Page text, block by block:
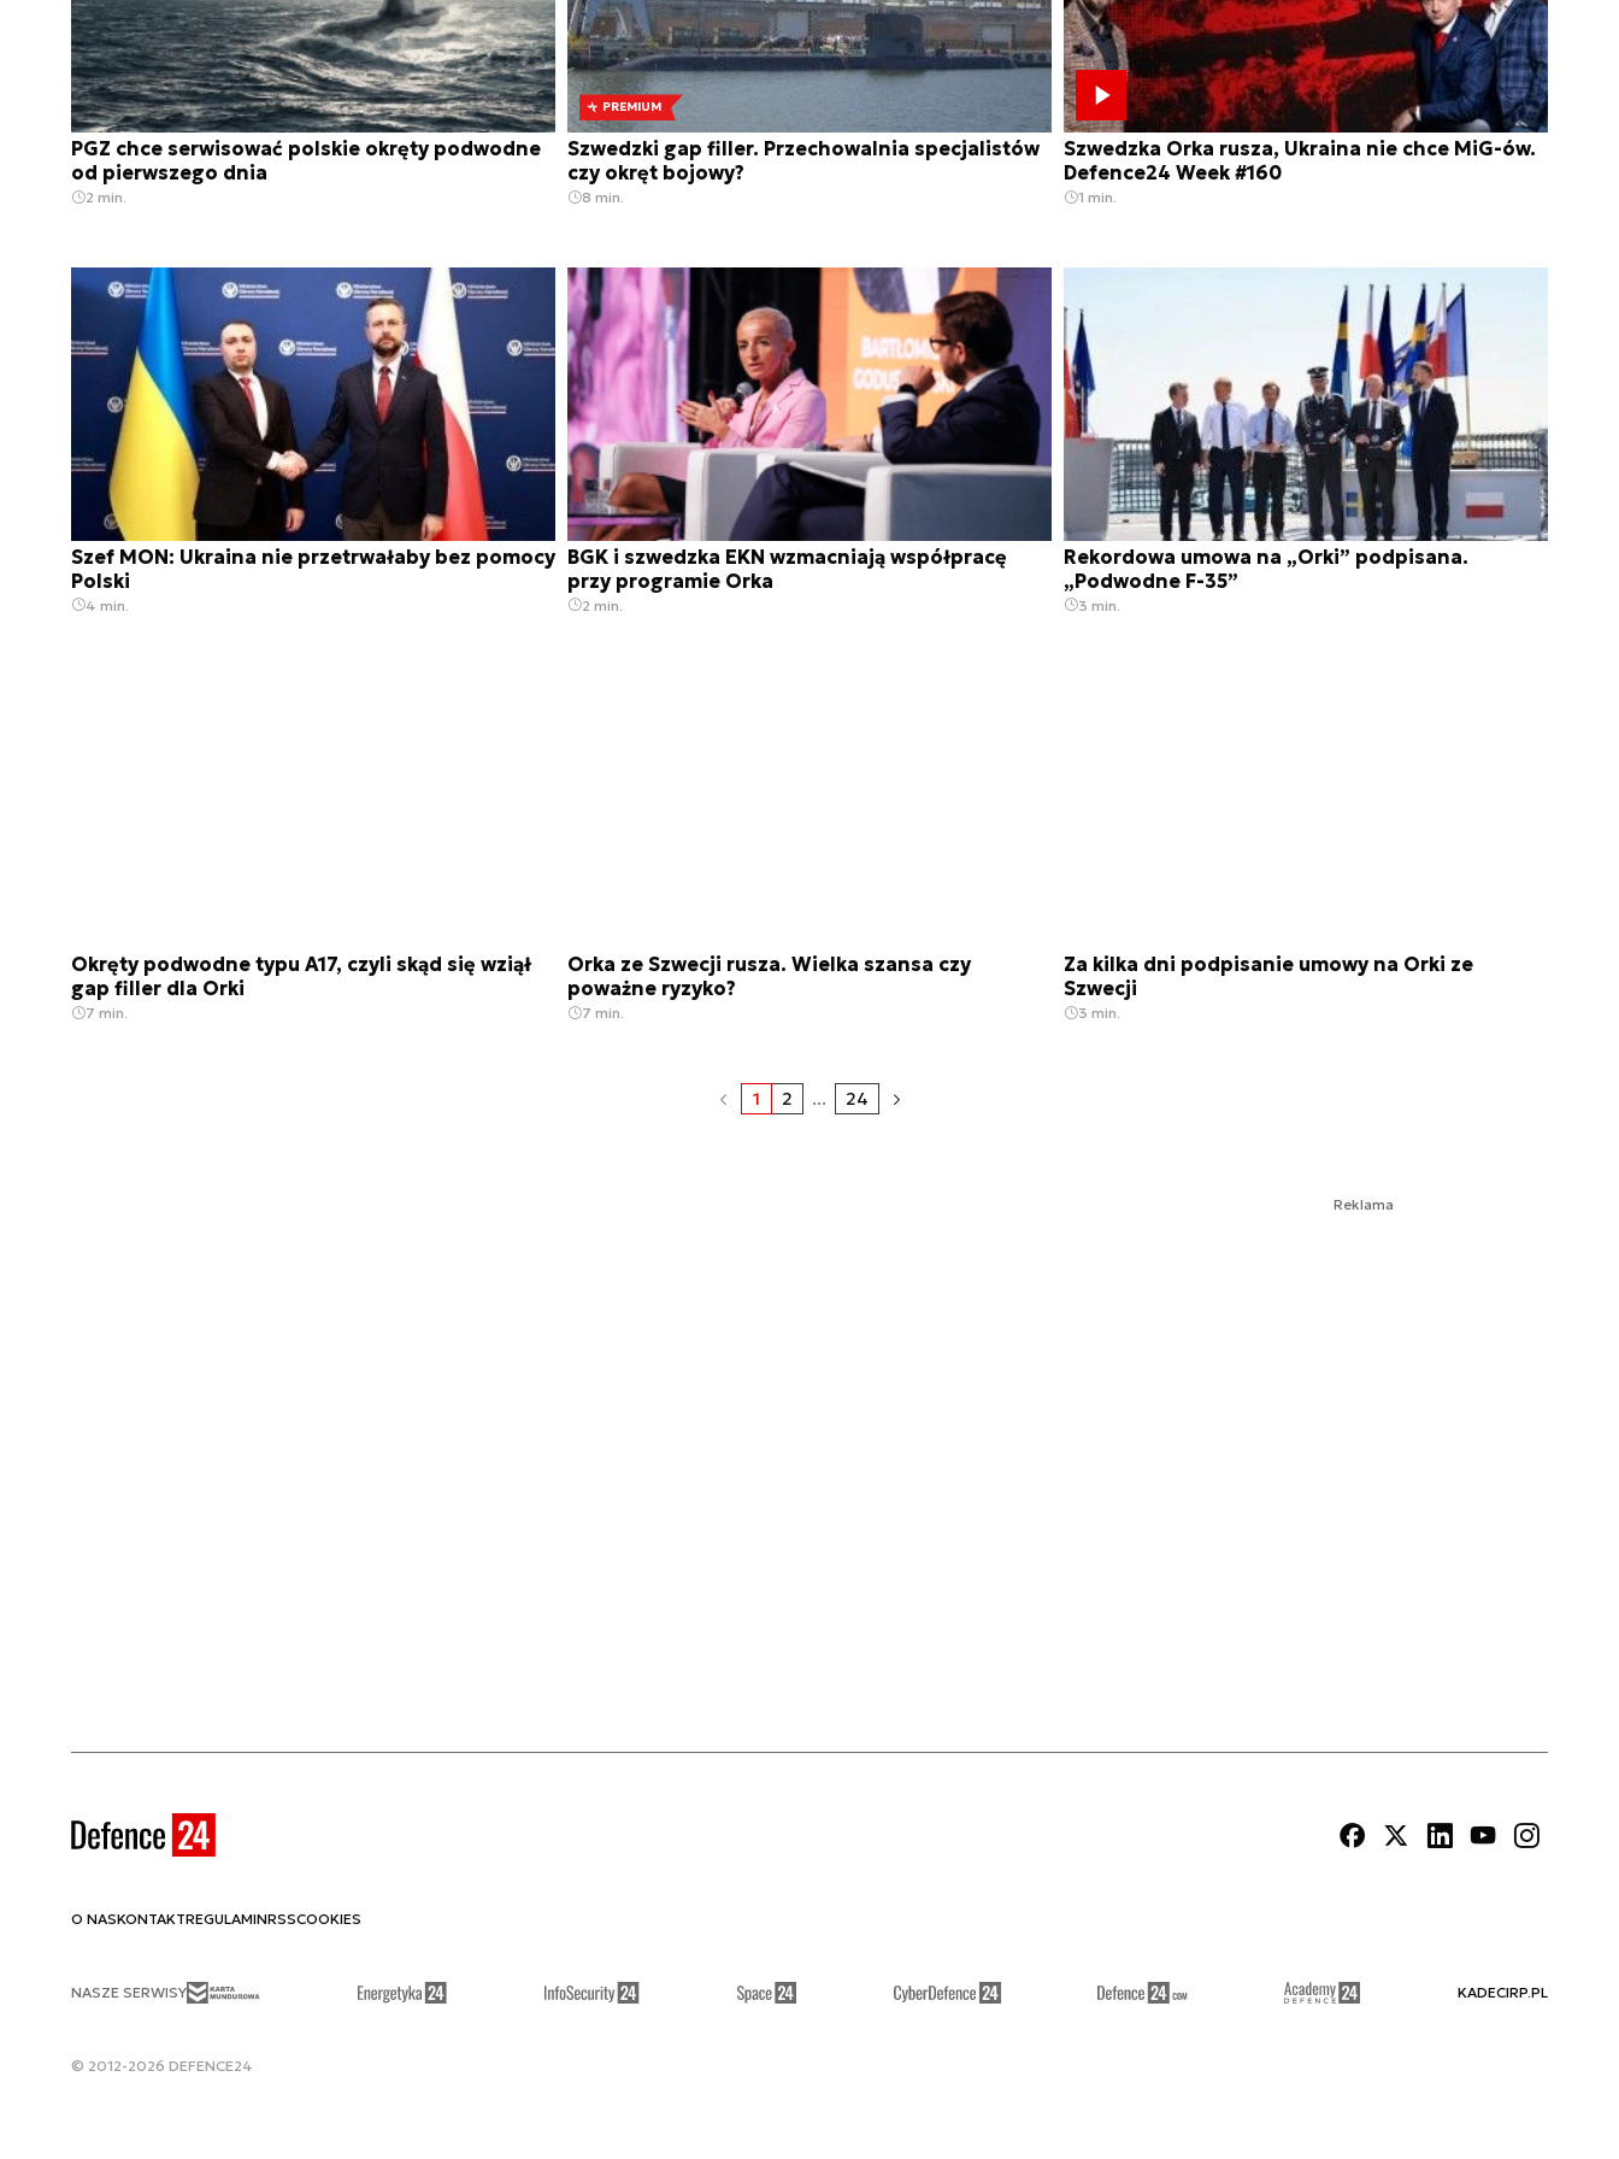
PGZ chce serwisować polskie okręty podwodne
od pierwszego dnia
2 min.
PREMIUM
Szwedzki gap filler. Przechowalnia specjalistów
czy okręt bojowy?
8 min.
Szwedzka Orka rusza, Ukraina nie chce MiG-ów.
Defence24 Week #160
1 min.
Szef MON: Ukraina nie przetrwałaby bez pomocy
Polski
4 min.
BGK i szwedzka EKN wzmacniają współpracę
przy programie Orka
2 min.
Rekordowa umowa na „Orki” podpisana.
„Podwodne F-35”
3 min.
Okręty podwodne typu A17, czyli skąd się wziął
gap filler dla Orki
7 min.
Orka ze Szwecji rusza. Wielka szansa czy
poważne ryzyko?
7 min.
Za kilka dni podpisanie umowy na Orki ze
Szwecji
3 min.
1 2 ... 24
Reklama
O NASKONTAKTREGULAMINRSSCOOKIES
NASZE SERWISY KADECIRP.PL
© 2012-2026 DEFENCE24